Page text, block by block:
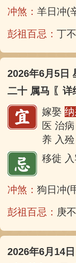
冲煞： 羊日冲(
彭祖百忌： 丁
2026年6月5日
二十 属马 〖详
嫁娶
医 治
养 入
移徙
冲煞： 狗日冲(
彭祖百忌： 庚
2026年6月14